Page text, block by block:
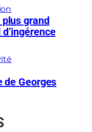
grand
de Georges